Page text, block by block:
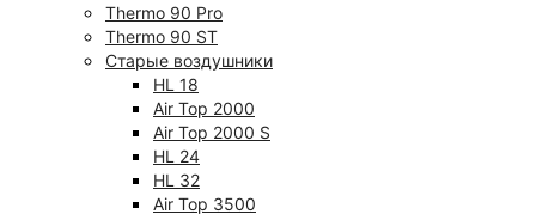
Thermo 90 Pro
Thermo 90 ST
Старые воздушники
HL 18
Air Top 2000
Air Top 2000 S
HL 24
HL 32
Air Top 3500